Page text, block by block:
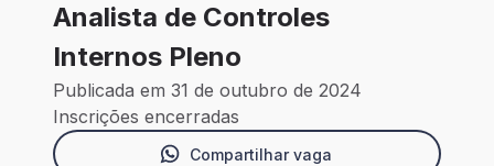
Analista de Controles
Internos Pleno
Publicada em 31 de outubro de 2024
Inscrições encerradas
Compartilhar vaga